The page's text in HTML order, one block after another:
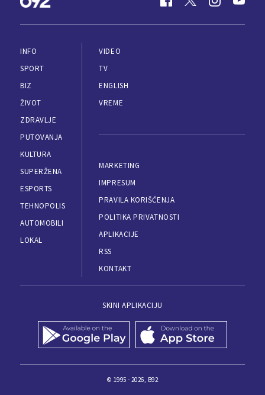
INFO
SPORT
BIZ
ŽIVOT
ZDRAVLJE
PUTOVANJA
KULTURA
SUPERŽENA
ESPORTS
TEHNOPOLIS
AUTOMOBILI
LOKAL
VIDEO
TV
ENGLISH
VREME
MARKETING
IMPRESUM
PRAVILA KORIŠĆENJA
POLITIKA PRIVATNOSTI
APLIKACIJE
RSS
KONTAKT
SKINI APLIKACIJU
© 1995 - 2026, B92